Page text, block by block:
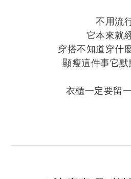
不用流
它本來就
穿搭不知道穿什
顯瘦這件事它
衣櫃一定要留